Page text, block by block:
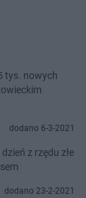
tys. nowych
dodano 6-3-2021
z rzędu złe
dodano 23-2-2021